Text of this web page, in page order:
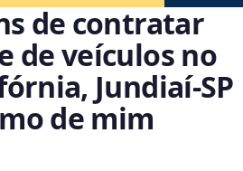
de contratar
de veículos no
Jundiaí‑SP
de mim